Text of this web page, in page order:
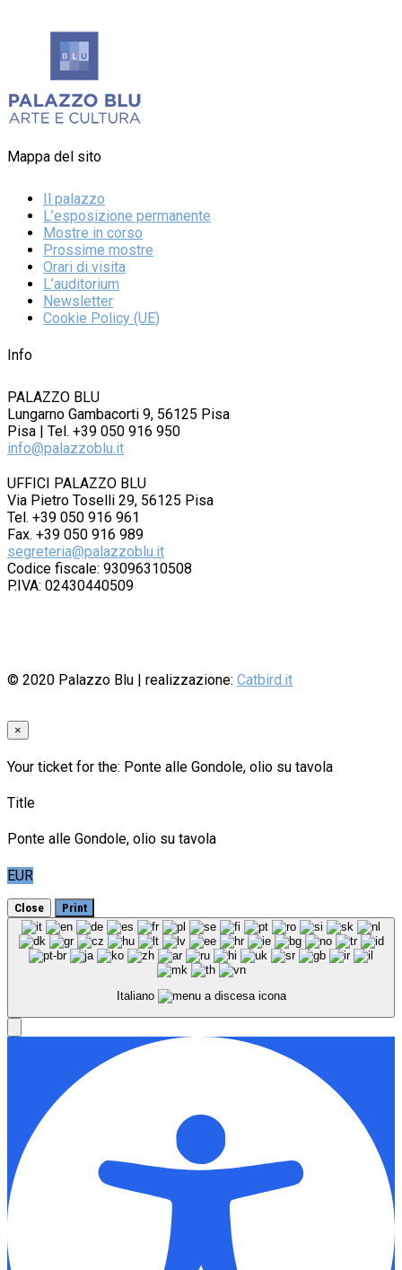
Mappa del sito
Il palazzo
L’esposizione permanente
Mostre in corso
Prossime mostre
Orari di visita
L’auditorium
Newsletter
Cookie Policy (UE)
Info
PALAZZO BLU
Lungarno Gambacorti 9, 56125 Pisa
Pisa | Tel. +39 050 916 950
info@palazzoblu.it
UFFICI PALAZZO BLU
Via Pietro Toselli 29, 56125 Pisa
Tel. +39 050 916 961
Fax. +39 050 916 989
segreteria@palazzoblu.it
Codice fiscale: 93096310508
P.IVA: 02430440509
© 2020 Palazzo Blu | realizzazione: Catbird.it
×
Your ticket for the: Ponte alle Gondole, olio su tavola
Title
Ponte alle Gondole, olio su tavola
EUR
Close Print
Italiano